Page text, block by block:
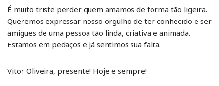
É muito triste perder quem amamos de forma tão ligeira.
Queremos expressar nosso orgulho de ter conhecido e ser
amigues de uma pessoa tão linda, criativa e animada.
Estamos em pedaços e já sentimos sua falta.
Vitor Oliveira, presente! Hoje e sempre!